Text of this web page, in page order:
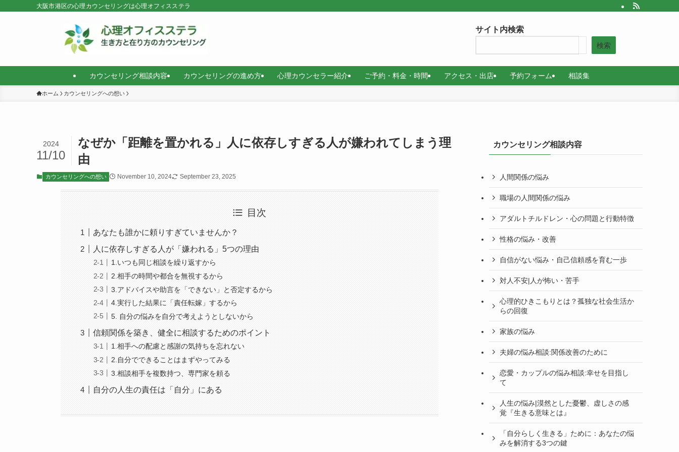
大阪市港区の心理カウンセリングは心理オフィスステラ
カウンセリング相談内容 カウンセリングの進め方 心理カウンセラー紹介 ご予約・料金・時間 アクセス・出店 予約フォーム 相談集
サイト内検索
検索
ホーム カウンセリングへの想い
なぜか「距離を置かれる」人に依存しすぎる人が嫌われてしまう理
由
2024
11/10
カウンセリングへの想い November 10, 2024 September 23, 2025
目次
あなたも誰かに頼りすぎていませんか？
人に依存しすぎる人が「嫌われる」5つの理由
1.いつも同じ相談を繰り返すから
2.相手の時間や都合を無視するから
3.アドバイスや助言を「できない」と否定するから
4.実行した結果に「責任転嫁」するから
5. 自分の悩みを自分で考えようとしないから
信頼関係を築き、健全に相談するためのポイント
1.相手への配慮と感謝の気持ちを忘れない
2.自分でできることはまずやってみる
3.相談相手を複数持つ、専門家を頼る
自分の人生の責任は「自分」にある
カウンセリング相談内容
人間関係の悩み
職場の人間関係の悩み
アダルトチルドレン・心の問題と行動特徴
性格の悩み・改善
自信がない悩み・自己信頼感を育む一歩
対人不安|人が怖い・苦手
心理的ひきこもりとは？孤独な社会生活か
らの回復
家族の悩み
夫婦の悩み相談:関係改善のために
恋愛・カップルの悩み相談:幸せを目指し
て
人生の悩み|漠然とした憂鬱、虚しさの感
覚『生きる意味とは』
「自分らしく生きる」ために：あなたの悩
みを解消する3つの鍵